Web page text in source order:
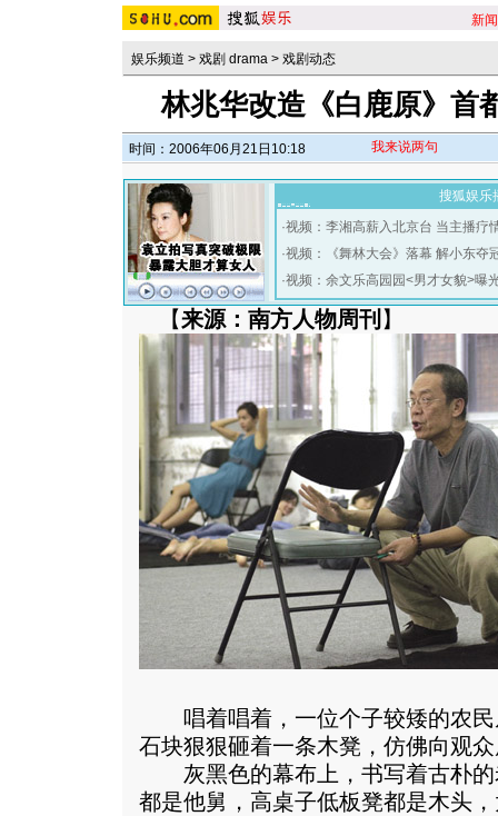
新闻
娱乐频道 > 戏剧 drama > 戏剧动态
林兆华改造《白鹿原》首
时间：2006年06月21日10:18 我来说两句
搜狐娱乐
·视频：李湘高薪入北京台 当主播疗
·视频：《舞林大会》落幕 解小东夺
·视频：余文乐高园园<男才女貌>曝
【来源：南方人物周刊 】
唱着唱着，一位个子较矮的农民
石块狠狠砸着一条木凳，仿佛向观
灰黑色的幕布上，书写着古朴的
都是他舅，高桌子低板凳都是木头